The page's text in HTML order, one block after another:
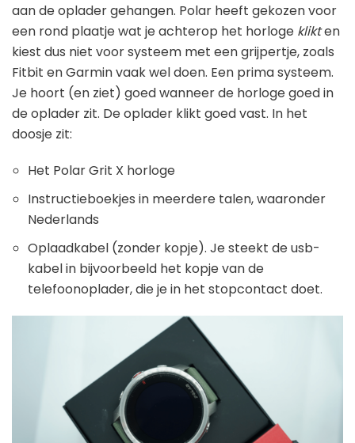
aan de oplader gehangen. Polar heeft gekozen voor
een rond plaatje wat je achterop het horloge klikten
kiest dus niet voor systeem met een grijpertje, zoals
Fitbit en Garmin vaak wel doen. Een prima systeem.
Je hoort (en ziet) goed wanneer de horloge goed in
de oplader zit. De oplader klikt goed vast. In het
doosje zit:
Het Polar Grit X horloge
Instructieboekjes in meerdere talen, waaronder
Nederlands
Oplaadkabel (zonder kopje). Je steekt de usb-
kabel in bijvoorbeeld het kopje van de
telefoonoplader, die je in het stopcontact doet.